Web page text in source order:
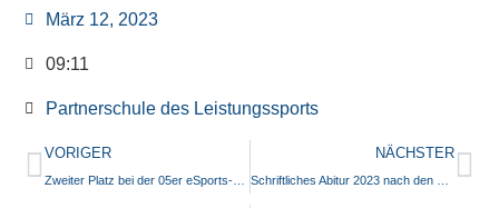
März 12, 2023
09:11
Partnerschule des Leistungssports
VORIGER NÄCHSTER